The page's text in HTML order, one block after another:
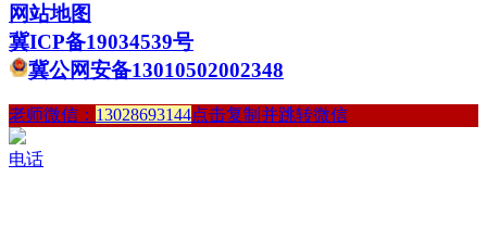
网站地图
冀ICP备19034539号
冀公网安备13010502002348
老师微信： 13028693144点击复制并跳转微信
电话